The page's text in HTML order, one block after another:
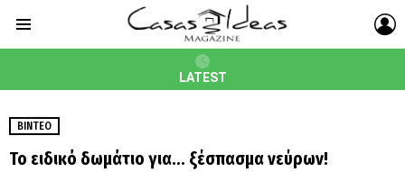
LATEST
ΒΊΝΤΕΟ
Το ειδικό δωμάτιο για… ξέσπασμα νεύρων!